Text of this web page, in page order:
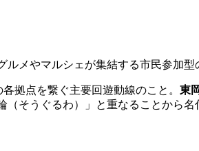
ルメやマルシェが集結する市民参加型
拠点を繋ぐ主要回遊動線のこと。 東
（そうぐるわ）」と重なることから名